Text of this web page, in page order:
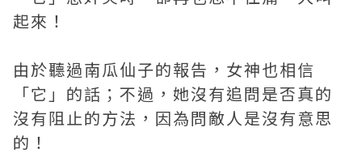
起來！
由於聽過南瓜仙子的報告，女神也相信
「它」的話；不過，她沒有追問是否真的
沒有阻止的方法，因為問敵人是沒有意思
的！